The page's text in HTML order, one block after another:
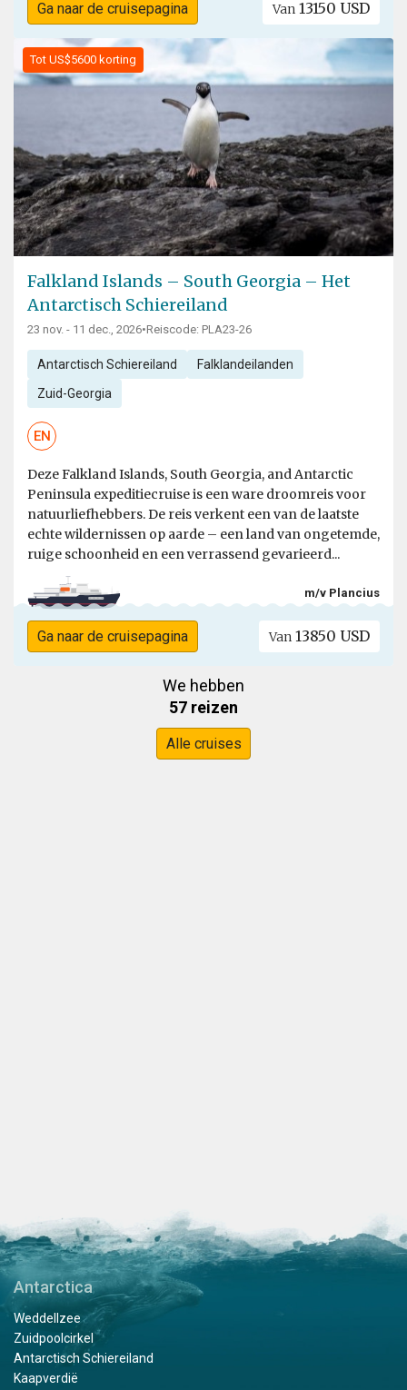
Ga naar de cruisepagina Van 13150 USD
Tot US$5600 korting
Falkland Islands – South Georgia – Het
Antarctisch Schiereiland
23 nov. - 11 dec., 2026•Reiscode: PLA23-26
Antarctisch Schiereiland Falklandeilanden
Zuid-Georgia
EN
Deze Falkland Islands, South Georgia, and Antarctic
Peninsula expeditiecruise is een ware droomreis voor
natuurliefhebbers. De reis verkent een van de laatste
echte wildernissen op aarde – een land van ongetemde,
ruige schoonheid en een verrassend gevarieerd...
m/v Plancius
Ga naar de cruisepagina Van 13850 USD
We hebben
57 reizen
Alle cruises
Antarctica
Weddellzee
Zuidpoolcirkel
Antarctisch Schiereiland
Kaapverdië